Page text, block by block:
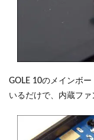
GOLE 10のメインボ
いるだけで、内蔵ファ